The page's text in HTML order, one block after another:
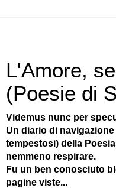
L'Amore,
(Poesie di
Videmus nunc per
Un diario di
tempestosi) della
nemmeno respirare.
Fu un ben conosciuto
pagine viste...